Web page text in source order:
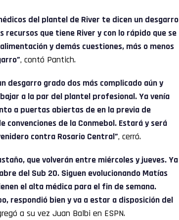
del plantel de River te dicen un desgarro
recursos que tiene River y con lo rápido que se
y demás cuestiones, más o menos
, contó Pantich.
desgarro grado dos más complicado aún y
a la par del plantel profesional. Ya venía
a puertas abiertas de en la previa de
de la Conmebol. Estará y será
contra Rosario Central”, cerró.
que volverán entre miércoles y jueves. Ya
del Sub 20. Siguen evolucionando Matías
el alta médica para el fin de semana.
respondió bien y va a estar a disposición del
a su vez Juan Balbi en ESPN.